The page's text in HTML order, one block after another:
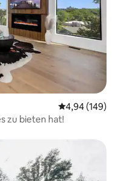
4,94 (149)
zu bieten hat!